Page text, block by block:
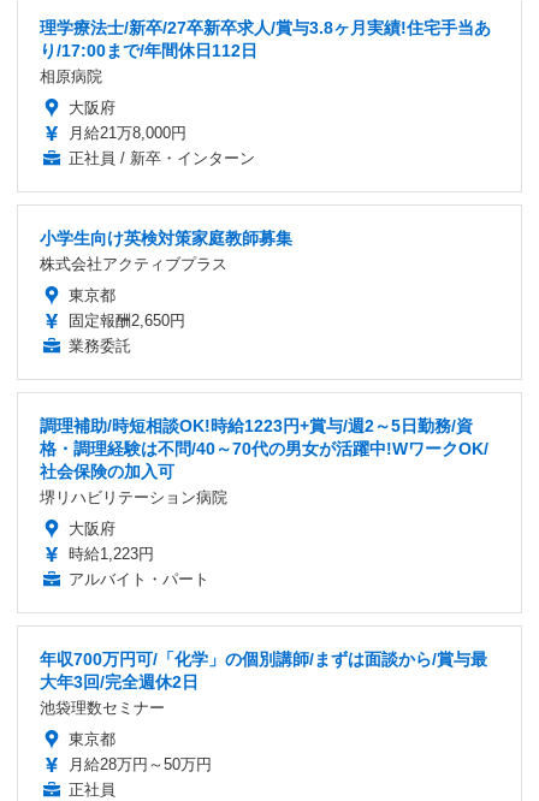
理学療法士/新卒/27卒新卒求人/賞与3.8ヶ月実績!住宅手当あ
り/17:00まで/年間休日112日
相原病院
大阪府
月給21万8,000円
正社員 / 新卒・インターン
小学生向け英検対策家庭教師募集
株式会社アクティブプラス
東京都
固定報酬2,650円
業務委託
調理補助/時短相談OK!時給1223円+賞与/週2～5日勤務/資
格・調理経験は不問/40～70代の男女が活躍中!WワークOK/
社会保険の加入可
堺リハビリテーション病院
大阪府
時給1,223円
アルバイト・パート
年収700万円可/「化学」の個別講師/まずは面談から/賞与最
大年3回/完全週休2日
池袋理数セミナー
東京都
月給28万円～50万円
正社員